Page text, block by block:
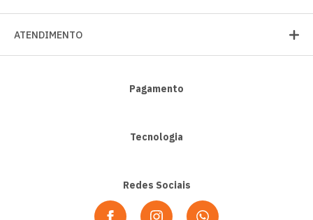
ATENDIMENTO
Pagamento
Tecnologia
Redes Sociais